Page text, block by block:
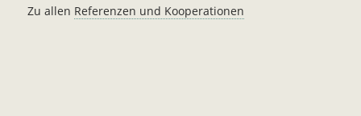
Zu allen Referenzen und Kooperationen